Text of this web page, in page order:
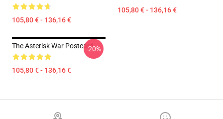
105,80 € - 136,16 €
105,80 € - 136,16 €
The Asterisk War Postcard
105,80 € - 136,16 €
-20%